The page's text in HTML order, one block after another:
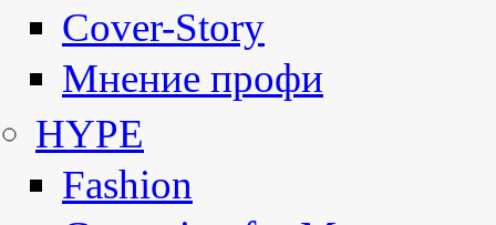
Cover-Story
Мнение профи
HYPE
Fashion